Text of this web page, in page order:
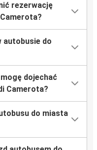
rezerwację
autobusie do
dojechać
Camerota?
do miasta